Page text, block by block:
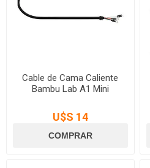
Cable de Cama Caliente
Bambu Lab A1 Mini
U$S 14